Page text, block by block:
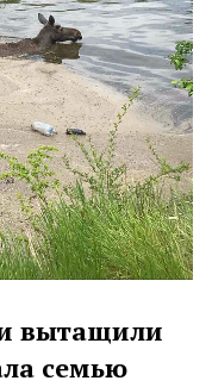
вытащили
семью